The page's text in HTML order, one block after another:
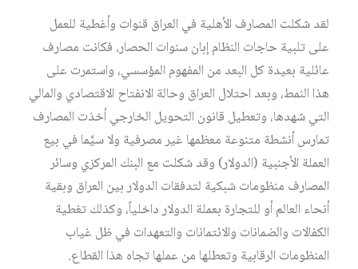
لقد شكلت المصارف الأهلية في العراق قنوات وأغطية للعمل
على تلبية حاجات النظام إبان سنوات الحصار، فكانت مصارف
عائلية بعيدة كل البعد من المفهوم المؤسسي، واستمرت على
هذا النمط، وبعد احتلال العراق وحالة الانفتاح الاقتصادي والمالي
التي شهدها، وتعطيل قانون التحويل الخارجي أخذت المصارف
تمارس أنشطة متنوعة معظمها غير مصرفية ولا سيَّما في بيع
العملة الأجنبية (الدولار) وقد شكلت مع البنك المركزي وسائر
المصارف منظومات شبكية لتدفقات الدولار بين العراق وبقية
أنحاء العالم أو للتجارة بعملة الدولار داخلياً، وكذلك تغطية
الكفالات والضمانات والائتمانات والتعهدات في ظل غياب
المنظومات الرقابية وتعطلها من عملها تجاه هذا القطاع.